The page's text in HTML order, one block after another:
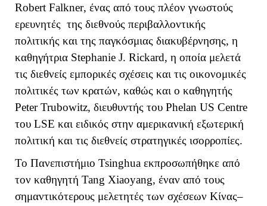
Robert Falkner, ένας από τους πλέον γνωστούς
ερευνητές της διεθνούς περιβαλλοντικής
πολιτικής και της παγκόσμιας διακυβέρνησης, η
καθηγήτρια Stephanie J. Rickard, η οποία μελετά
τις διεθνείς εμπορικές σχέσεις και τις οικονομικές
πολιτικές των κρατών, καθώς και ο καθηγητής
Peter Trubowitz, διευθυντής του Phelan US Centre
του LSE και ειδικός στην αμερικανική εξωτερική
πολιτική και τις διεθνείς στρατηγικές ισορροπίες.
Το Πανεπιστήμιο Tsinghua εκπροσωπήθηκε από
τον καθηγητή Tang Xiaoyang, έναν από τους
σημαντικότερους μελετητές των σχέσεων Κίνας–